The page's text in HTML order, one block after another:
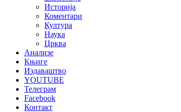
Историја
Коментари
Култура
Наука
Црква
Анализе
Књиге
Издаваштво
YOUTUBE
Телеграм
Facebook
Контакт